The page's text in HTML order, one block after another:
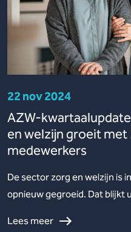
22 nov 2024
AZW-
en welzijn groeit met
medewerkers
De sector zorg en welzijn is
opnieuw gegroeid. Dat blijkt
Lees meer